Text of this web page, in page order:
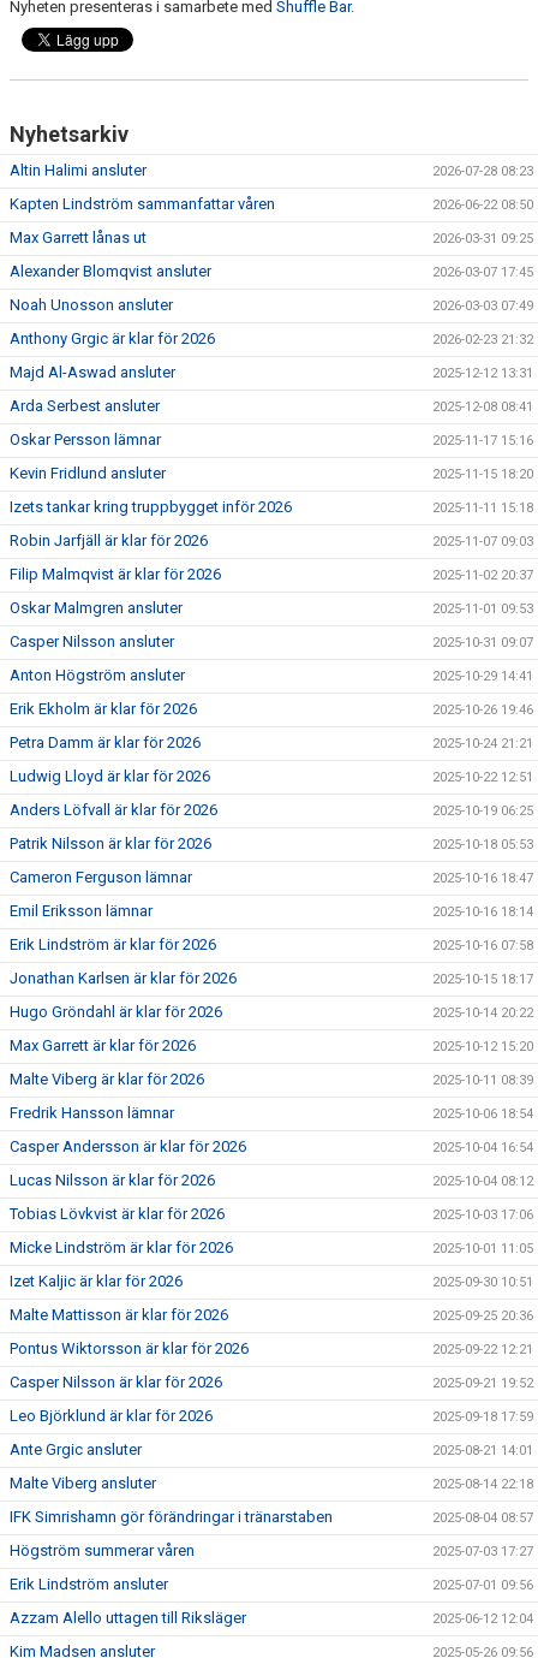
Nyheten presenteras i samarbete med Shuffle Bar.
Nyhetsarkiv
Altin Halimi ansluter 2026-07-28 08:23
Kapten Lindström sammanfattar våren 2026-06-22 08:50
Max Garrett lånas ut 2026-03-31 09:25
Alexander Blomqvist ansluter 2026-03-07 17:45
Noah Unosson ansluter 2026-03-03 07:49
Anthony Grgic är klar för 2026 2026-02-23 21:32
Majd Al-Aswad ansluter 2025-12-12 13:31
Arda Serbest ansluter 2025-12-08 08:41
Oskar Persson lämnar 2025-11-17 15:16
Kevin Fridlund ansluter 2025-11-15 18:20
Izets tankar kring truppbygget inför 2026 2025-11-11 15:18
Robin Jarfjäll är klar för 2026 2025-11-07 09:03
Filip Malmqvist är klar för 2026 2025-11-02 20:37
Oskar Malmgren ansluter 2025-11-01 09:53
Casper Nilsson ansluter 2025-10-31 09:07
Anton Högström ansluter 2025-10-29 14:41
Erik Ekholm är klar för 2026 2025-10-26 19:46
Petra Damm är klar för 2026 2025-10-24 21:21
Ludwig Lloyd är klar för 2026 2025-10-22 12:51
Anders Löfvall är klar för 2026 2025-10-19 06:25
Patrik Nilsson är klar för 2026 2025-10-18 05:53
Cameron Ferguson lämnar 2025-10-16 18:47
Emil Eriksson lämnar 2025-10-16 18:14
Erik Lindström är klar för 2026 2025-10-16 07:58
Jonathan Karlsen är klar för 2026 2025-10-15 18:17
Hugo Gröndahl är klar för 2026 2025-10-14 20:22
Max Garrett är klar för 2026 2025-10-12 15:20
Malte Viberg är klar för 2026 2025-10-11 08:39
Fredrik Hansson lämnar 2025-10-06 18:54
Casper Andersson är klar för 2026 2025-10-04 16:54
Lucas Nilsson är klar för 2026 2025-10-04 08:12
Tobias Lövkvist är klar för 2026 2025-10-03 17:06
Micke Lindström är klar för 2026 2025-10-01 11:05
Izet Kaljic är klar för 2026 2025-09-30 10:51
Malte Mattisson är klar för 2026 2025-09-25 20:36
Pontus Wiktorsson är klar för 2026 2025-09-22 12:21
Casper Nilsson är klar för 2026 2025-09-21 19:52
Leo Björklund är klar för 2026 2025-09-18 17:59
Ante Grgic ansluter 2025-08-21 14:01
Malte Viberg ansluter 2025-08-14 22:18
IFK Simrishamn gör förändringar i tränarstaben 2025-08-04 08:57
Högström summerar våren 2025-07-03 17:27
Erik Lindström ansluter 2025-07-01 09:56
Azzam Alello uttagen till Riksläger 2025-06-12 12:04
Kim Madsen ansluter 2025-05-26 09:56